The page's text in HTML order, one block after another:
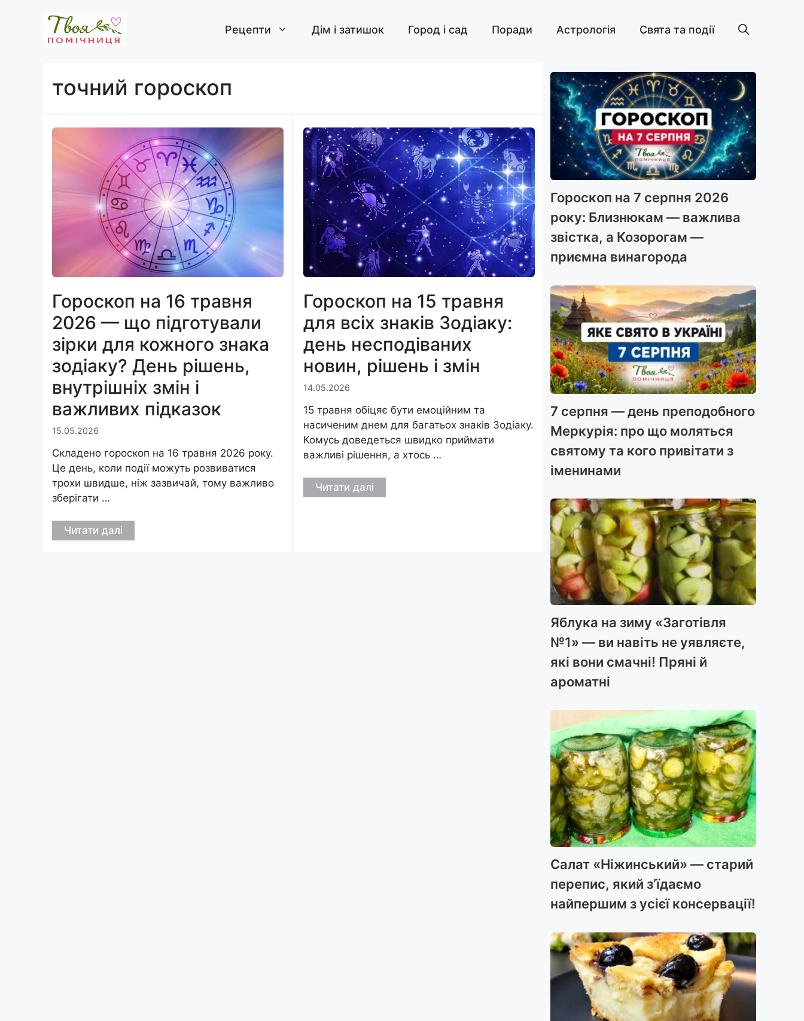
Рецепти Дім і затишок Город і сад Поради Астрологія Свята та події
точний гороскоп
Гороскоп на 16 травня
2026 — що підготували
зірки для кожного знака
зодіаку? День рішень,
внутрішніх змін і
важливих підказок
15.05.2026
Складено гороскоп на 16 травня 2026 року.
Це день, коли події можуть розвиватися
трохи швидше, ніж зазвичай, тому важливо
зберігати …
Читати далі
Гороскоп на 15 травня
для всіх знаків Зодіаку:
день несподіваних
новин, рішень і змін
14.05.2026
15 травня обіцяє бути емоційним та
насиченим днем для багатьох знаків Зодіаку.
Комусь доведеться швидко приймати
важливі рішення, а хтось …
Читати далі
Гороскоп на 7 серпня 2026
року: Близнюкам — важлива
звістка, а Козорогам —
приємна винагорода
7 серпня — день преподобного
Меркурія: про що моляться
святому та кого привітати з
іменинами
Яблука на зиму «Заготівля
№1» — ви навіть не уявляєте,
які вони смачні! Пряні й
ароматні
Салат «Ніжинський» — старий
перепис, який з’їдаємо
найпершим з усієї консервації!